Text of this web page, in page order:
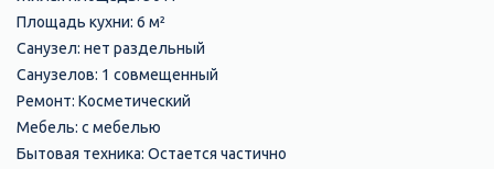
Площадь кухни: 6 м²
Санузел: нет раздельный
Санузелов: 1 совмещенный
Ремонт: Косметический
Мебель: с мебелью
Бытовая техника: Остается частично